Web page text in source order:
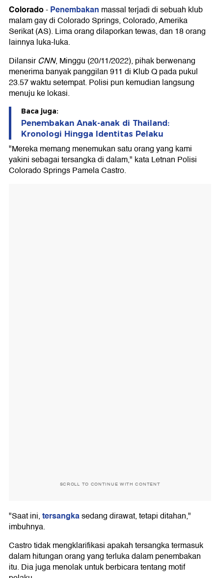
Colorado-Penembakan massal terjadi di sebuah klub
malam gay di Colorado Springs, Colorado, Amerika
Serikat (AS). Lima orang dilaporkan tewas, dan 18 orang
lainnya luka-luka.
DilansirCNN, Minggu (20/11/2022), pihak berwenang
menerima banyak panggilan 911 di Klub Q pada pukul
23.57 waktu setempat. Polisi pun kemudian langsung
menuju ke lokasi.
Baca juga:
Penembakan Anak-anak di Thailand:
Kronologi Hingga Identitas Pelaku
"Mereka memang menemukan satu orang yang kami
yakini sebagai tersangka di dalam," kata Letnan Polisi
Colorado Springs Pamela Castro.
SCROLL TO CONTINUE WITH CONTENT
"Saat ini,tersangkasedang dirawat, tetapi ditahan,"
imbuhnya.
Castro tidak mengklarifikasi apakah tersangka termasuk
dalam hitungan orang yang terluka dalam penembakan
itu. Dia juga menolak untuk berbicara tentang motif